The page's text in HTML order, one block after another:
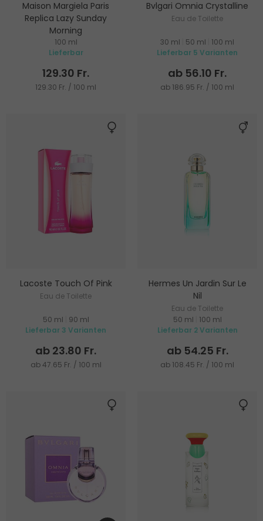
Maison Margiela Paris
Replica Lazy Sunday
Morning
Eau de Toilette
100 ml
Lieferbar
129.30 Fr.
129.30 Fr. / 100 ml
Bvlgari Omnia Crystalline
Eau de Toilette
30 ml 50 ml
100 ml
Lieferbar 5 Varianten
ab 56.10 Fr.
ab 186.95 Fr. / 100 ml
Lacoste Touch Of Pink
Eau de Toilette
50 ml
90 ml
Lieferbar 3 Varianten
ab 23.80 Fr.
ab 47.65 Fr. / 100 ml
Hermes Un Jardin Sur Le
Nil
Eau de Toilette
50 ml
100 ml
Lieferbar 2 Varianten
ab 54.25 Fr.
ab 108.45 Fr. / 100 ml